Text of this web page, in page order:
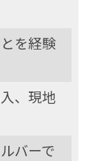
を経験
、現地
バーで